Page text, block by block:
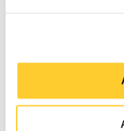
Een “reisprik” is
voor een
reiziger vooraf